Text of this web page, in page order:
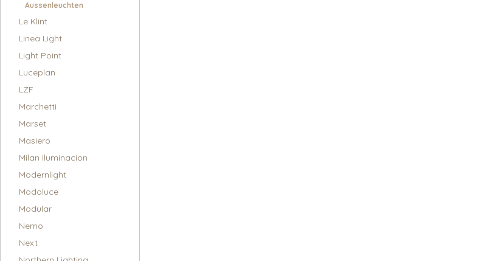
Aussenleuchten
Le Klint
Linea Light
Light Point
Luceplan
LZF
Marchetti
Marset
Masiero
Milan Iluminacion
Modernlight
Modoluce
Modular
Nemo
Next